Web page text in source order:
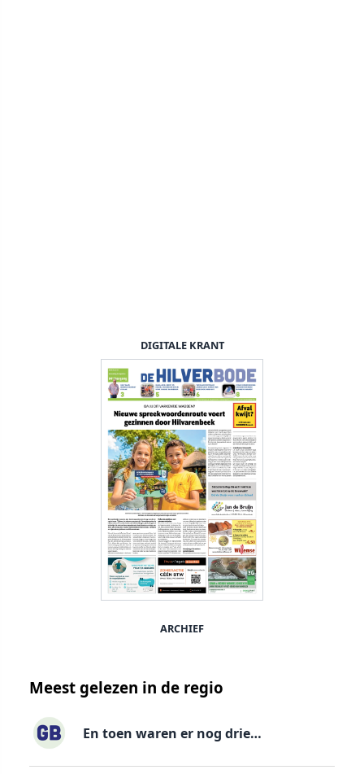
DIGITALE KRANT
ARCHIEF
Meest gelezen in de regio
En toen waren er nog drie…